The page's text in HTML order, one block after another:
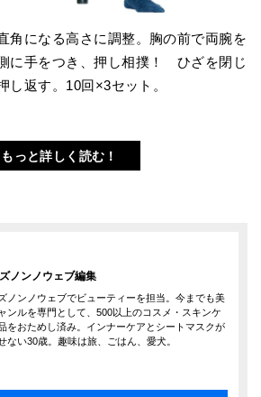
角になる高さに調整。胸の前で両腕を
に手をつき、押し相撲！ ひざを閉じ
し返す。10回×3セット。
もっと詳しく読む！
ノンノウェブ編集
ノンノウェブでビューティーを担当。今までも美
ンルを専門として、500以上のコスメ・スキンケ
をおためし済み。インナーケアとシートマスクが
ない30歳。趣味は旅、ごはん、愛犬。